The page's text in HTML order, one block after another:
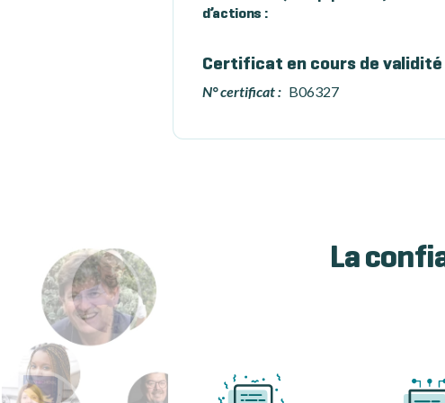
d’actions :
Certificat en cours de validité
N° certificat : B06327
La